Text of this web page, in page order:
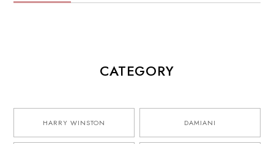
CATEGORY
HARRY WINSTON DAMIANI